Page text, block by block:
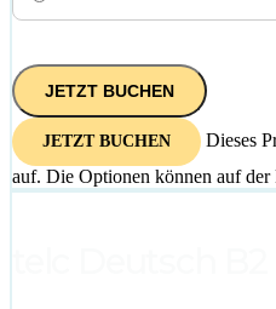
JETZT BUCHEN
JETZT BUCHEN
Dieses
auf. Die Optionen können auf